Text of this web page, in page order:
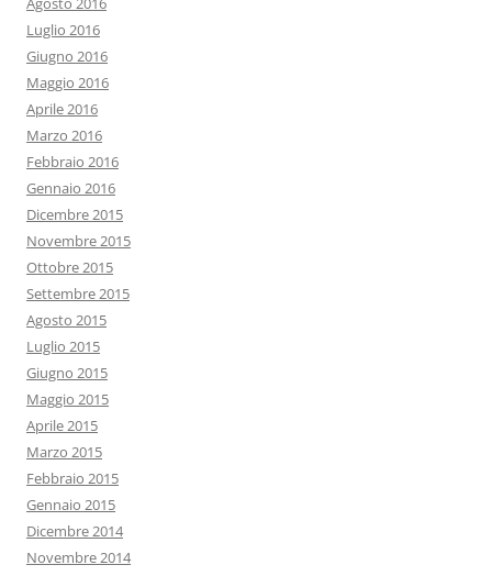
Luglio 2016
Giugno 2016
Maggio 2016
Aprile 2016
Marzo 2016
Febbraio 2016
Gennaio 2016
Dicembre 2015
Novembre 2015
Ottobre 2015
Settembre 2015
Agosto 2015
Luglio 2015
Giugno 2015
Maggio 2015
Aprile 2015
Marzo 2015
Febbraio 2015
Gennaio 2015
Dicembre 2014
Novembre 2014